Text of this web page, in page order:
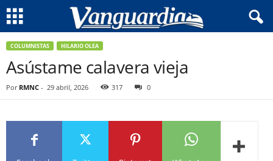
COLUMNISTAS HILARIO OLEA
Asústame calavera vieja
Por RMNC - 29 abril, 2026 317 0